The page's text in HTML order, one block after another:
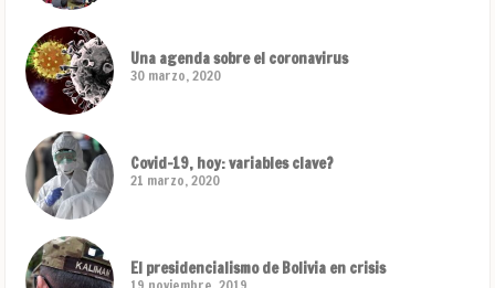
Una agenda sobre el coronavirus
30 marzo, 2020
Covid-19, hoy: variables clave?
21 marzo, 2020
El presidencialismo de Bolivia en crisis